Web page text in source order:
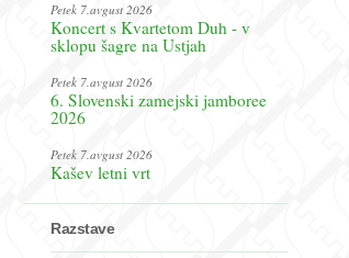
Petek 7.avgust 2026
Koncert s Kvartetom Duh - v
sklopu šagre na Ustjah
Petek 7.avgust 2026
6. Slovenski zamejski jamboree
2026
Petek 7.avgust 2026
Kašev letni vrt
Razstave